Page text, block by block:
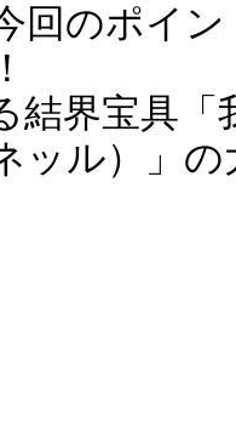
回のポイ
結界宝具
ッル）」